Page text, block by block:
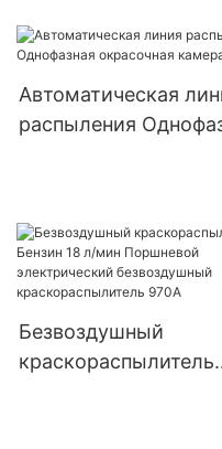
Автоматическая
распыления
Безвоздушный
краскораспылитель